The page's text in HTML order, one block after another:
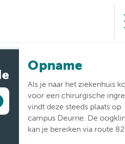
Opname
Als je naar het ziekenhuis
voor een chirurgische
vindt deze steeds plaats op
campus Deurne. De
kan je bereiken via route